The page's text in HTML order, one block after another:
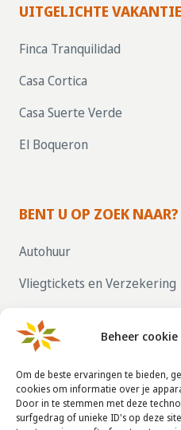
Beheer
Om de beste ervaringen te bieden,
cookies om informatie over je
Door in te stemmen met deze
surfgedrag of unieke ID's op deze
UITGELICHTE
Finca Tranquilidad
Casa Cortica
Casa Suerte Verde
El Boqueron
BENT U OP ZOEK NAAR?
Autohuur
Vliegtickets en Verzekering
ZELF UW HUIS
CONTACTGEGEVENS